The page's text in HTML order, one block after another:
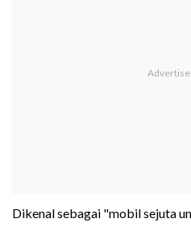
Dikenal sebagai "mobil sejuta